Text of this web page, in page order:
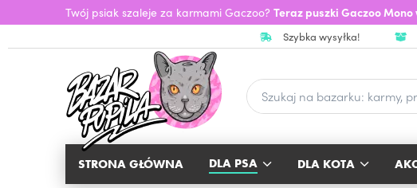
Twój psiak szaleje za karmami Gaczoo? Teraz puszki Gaczoo Mono
Szybka wysyłka!
STRONA GŁÓWNA DLA PSA DLA KOTA